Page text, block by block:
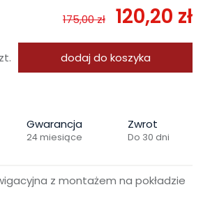
175,00 zł 120,20 zł
dodaj do koszyka
Gwarancja
24 miesiące
Zwrot
Do 30 dni
z montażem na pokładzie